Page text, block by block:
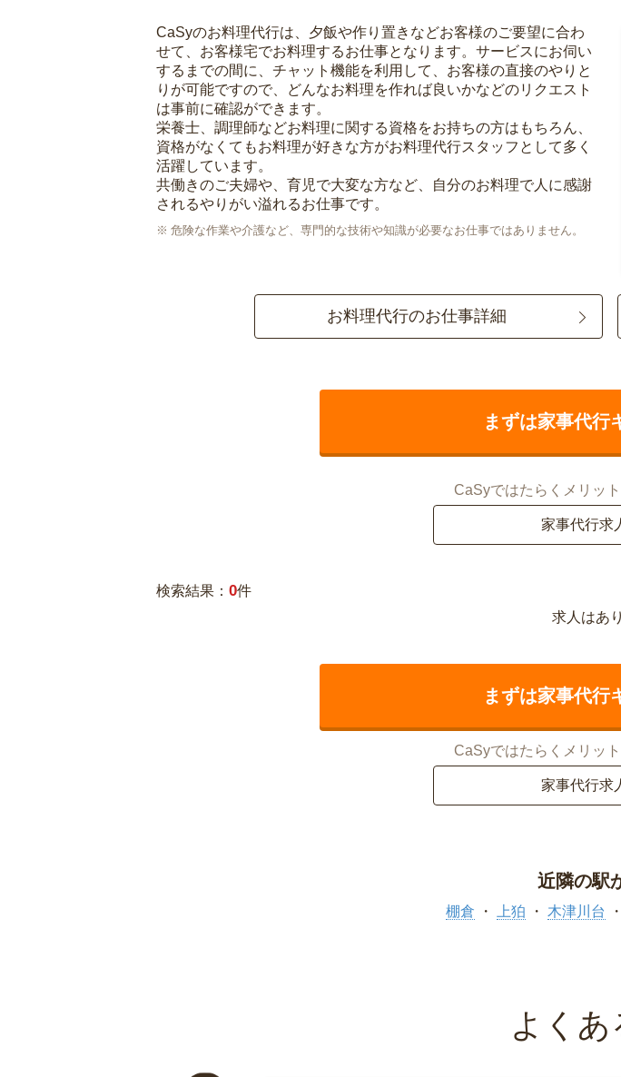
CaSyのお料理代行は、夕飯や作り置きなどお客様のご要望に合わ
せて、お客様宅でお料理するお仕事となります。サービスにお伺い
するまでの間に、チャット機能を利用して、お客様の直接のやりと
りが可能ですので、どんなお料理を作れば良いかなどのリクエスト
は事前に確認ができます。
栄養士、調理師などお料理に関する資格をお持ちの方はもちろん、
資格がなくてもお料理が好きな方がお料理代行スタッフとして多く
活躍しています。
共働きのご夫婦や、育児で大変な方など、自分のお料理で人に感謝
されるやりがい溢れるお仕事です。
危険な作業や介護など、専門的な技術や知識が必要なお仕事ではありません。
お料理代行のお仕事詳細
まずは家事代行
CaSyではたらくメリッ
家事代行求
検索結果： 0件
求人はあ
まずは家事代行
CaSyではたらくメリッ
家事代行求
近隣の駅
棚倉 上狛 木津川台
よくあ